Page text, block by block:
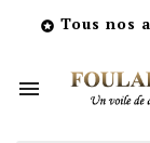
 Tous nos
